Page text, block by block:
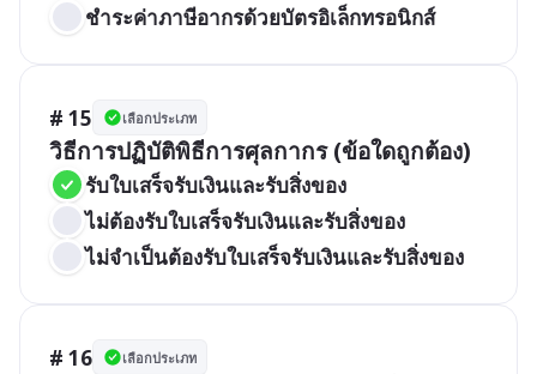
ชำระค่าภาษีอากรด้วยบัตรอิเล็กทรอนิกส์
# 15 เลือกประเภท
วิธีการปฏิบัติพิธีการศุลกากร (ข้อใดถูกต้อง)
รับใบเสร็จรับเงินและรับสิ่งของ
ไม่ต้องรับใบเสร็จรับเงินและรับสิ่งของ
ไม่จำเป็นต้องรับใบเสร็จรับเงินและรับสิ่งของ
# 16 เลือกประเภท